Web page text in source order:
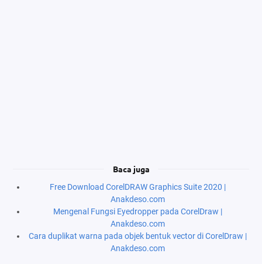
Baca juga
Free Download CorelDRAW Graphics Suite 2020 |
Anakdeso.com
Mengenal Fungsi Eyedropper pada CorelDraw |
Anakdeso.com
Cara duplikat warna pada objek bentuk vector di CorelDraw |
Anakdeso.com